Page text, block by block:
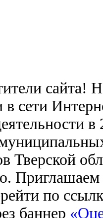
сайта!
в сети
в
Тверской
по
баннер